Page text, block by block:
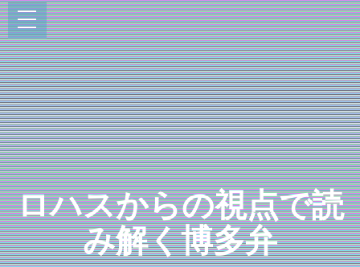
ロハスからの視点で読
み解く博多弁